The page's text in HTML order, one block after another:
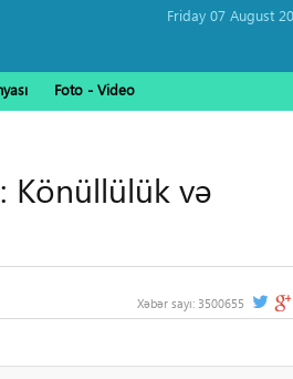
Foto - Video
Könüllülük və
Xəbər sayı: 3500655